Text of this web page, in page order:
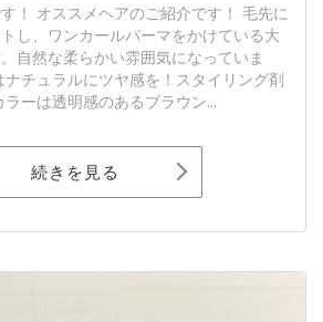
！ オススメヘアのご紹介です！ 毛先に
し、ワンカールパーマをかけている大
自然な柔らかい雰囲気になっていま
チュラルにツヤ感を！スタイリング剤
ーは透明感のあるブラウン...
続きを見る